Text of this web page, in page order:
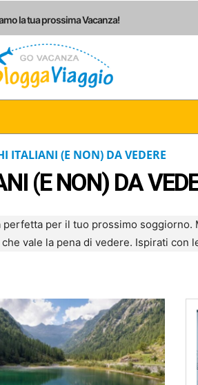
la tua prossima Vacanza!
ITALIANI (E NON) DA VEDERE
(E NON) DA
perfetta per il tuo prossimo soggiorno.
vale la pena di vedere. Ispirati